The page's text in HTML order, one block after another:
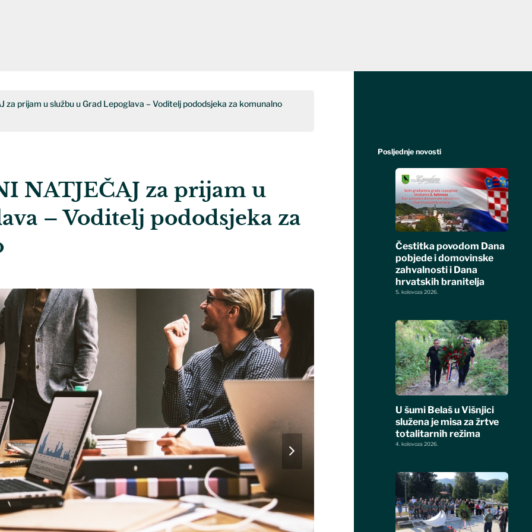
za prijam u službu u Grad Lepoglava – Voditelj pododsjeka za komunalno
NATJEČAJ za prijam u
– Voditelj pododsjeka za
slide
Posljednje novosti
Čestitka povodom Dana
pobjede i domovinske
zahvalnosti i Dana
hrvatskih branitelja
5. kolovoza 2026.
U šumi Belaš u Višnjici
služena je misa za žrtve
totalitarnih režima
4. kolovoza 2026.